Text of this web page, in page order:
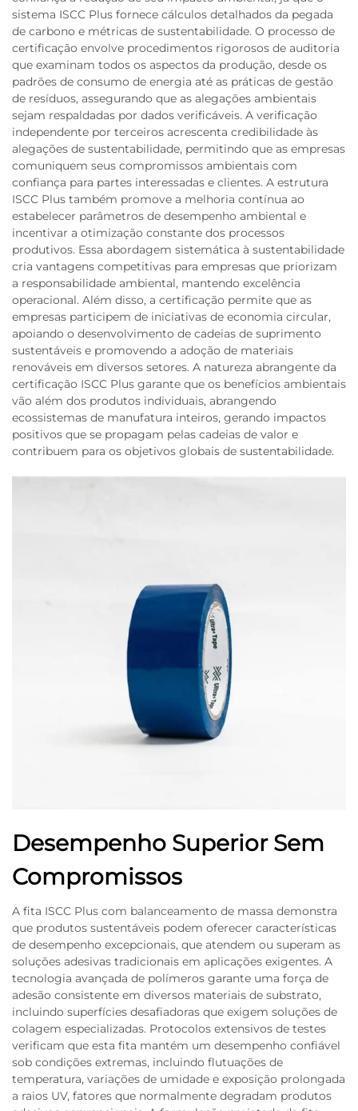
sistema ISCC Plus fornece cálculos detalhados da pegada
de carbono e métricas de sustentabilidade. O processo de
certificação envolve procedimentos rigorosos de auditoria
que examinam todos os aspectos da produção, desde os
padrões de consumo de energia até as práticas de gestão
de resíduos, assegurando que as alegações ambientais
sejam respaldadas por dados verificáveis. A verificação
independente por terceiros acrescenta credibilidade às
alegações de sustentabilidade, permitindo que as empresas
comuniquem seus compromissos ambientais com
confiança para partes interessadas e clientes. A estrutura
ISCC Plus também promove a melhoria contínua ao
estabelecer parâmetros de desempenho ambiental e
incentivar a otimização constante dos processos
produtivos. Essa abordagem sistemática à sustentabilidade
cria vantagens competitivas para empresas que priorizam
a responsabilidade ambiental, mantendo excelência
operacional. Além disso, a certificação permite que as
empresas participem de iniciativas de economia circular,
apoiando o desenvolvimento de cadeias de suprimento
sustentáveis e promovendo a adoção de materiais
renováveis em diversos setores. A natureza abrangente da
certificação ISCC Plus garante que os benefícios ambientais
vão além dos produtos individuais, abrangendo
ecossistemas de manufatura inteiros, gerando impactos
positivos que se propagam pelas cadeias de valor e
contribuem para os objetivos globais de sustentabilidade.
Desempenho Superior Sem
Compromissos
A fita ISCC Plus com balanceamento de massa demonstra
que produtos sustentáveis podem oferecer características
de desempenho excepcionais, que atendem ou superam as
soluções adesivas tradicionais em aplicações exigentes. A
tecnologia avançada de polímeros garante uma força de
adesão consistente em diversos materiais de substrato,
incluindo superfícies desafiadoras que exigem soluções de
colagem especializadas. Protocolos extensivos de testes
verificam que esta fita mantém um desempenho confiável
sob condições extremas, incluindo flutuações de
temperatura, variações de umidade e exposição prolongada
a raios UV, fatores que normalmente degradam produtos